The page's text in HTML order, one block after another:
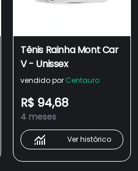
Tênis Rainha Mont Car
V - Unissex
vendido por Centauro
R$ 94,68
4 meses
Ver histórico